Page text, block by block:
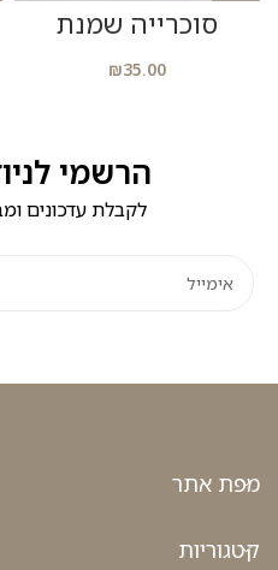
סוכרייה שמנת
₪35.00
הרשמי
לקבלת עדכונים
מפת אתר
קטגוריות